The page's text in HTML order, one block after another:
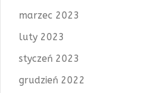
marzec 2023
luty 2023
styczeń 2023
grudzień 2022